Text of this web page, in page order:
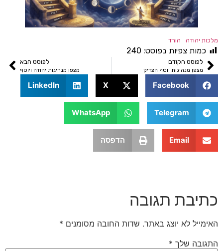
הורד
צפיות בפוסט: 240
הקודם
מנהיגות יוסף הצדיק
לפוסט הבא
מצפן מנהיגות יהודה ויוסף
Facebook
LinkedIn
Telegram
WhatsApp
Email הדפסה
תגובה
לא יוצג באתר. שדות החובה מסומנים*
שלך*